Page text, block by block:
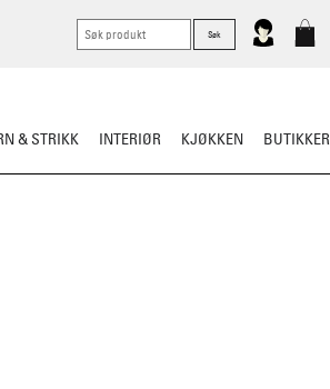
& STRIKK INTERIØR KJØKKEN BUTIKKER